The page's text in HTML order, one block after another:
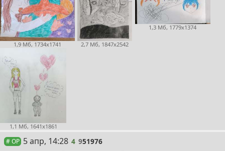
1,9 Мб, 1734x1741 2,7 Мб, 1847x2542
1,3 Мб, 1779x1374
1,1 Мб, 1641x1861
# OP 4
5 апр, 14:28 4 951976